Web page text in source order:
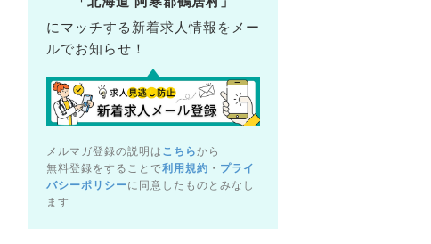
動物病院（北海道札幌市東区）の獣医師×アルバイト・パート
にマッチする新着求人情報をメー
ルでお知らせ！
メルマガ登録の説明は こちらから
無料登録をすることで利用規約 ・ プライ
バシーポリシーに同意したものとみなし
ます